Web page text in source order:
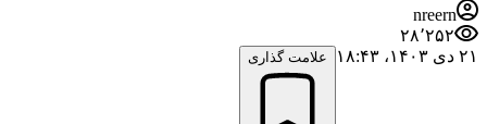
nreern
۲۸٬۲۵۲
۲۱ دی ۱۴۰۳،‏ ۱۸:۴۳
علامت گذاری